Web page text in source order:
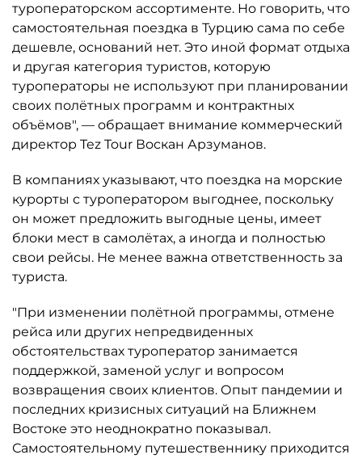
туроператорском ассортименте. Но говорить, что
самостоятельная поездка в Турцию сама по себе
дешевле, оснований нет. Это иной формат отдыха
и другая категория туристов, которую
туроператоры не используют при планировании
своих полётных программ и контрактных
объёмов", — обращает внимание коммерческий
директор Tez Tour Воскан Арзуманов.
В компаниях указывают, что поездка на морские
курорты с туроператором выгоднее, поскольку
он может предложить выгодные цены, имеет
блоки мест в самолётах, а иногда и полностью
свои рейсы. Не менее важна ответственность за
туриста.
"При изменении полётной программы, отмене
рейса или других непредвиденных
обстоятельствах туроператор занимается
поддержкой, заменой услуг и вопросом
возвращения своих клиентов. Опыт пандемии и
последних кризисных ситуаций на Ближнем
Востоке это неоднократно показывал.
Самостоятельному путешественнику приходится